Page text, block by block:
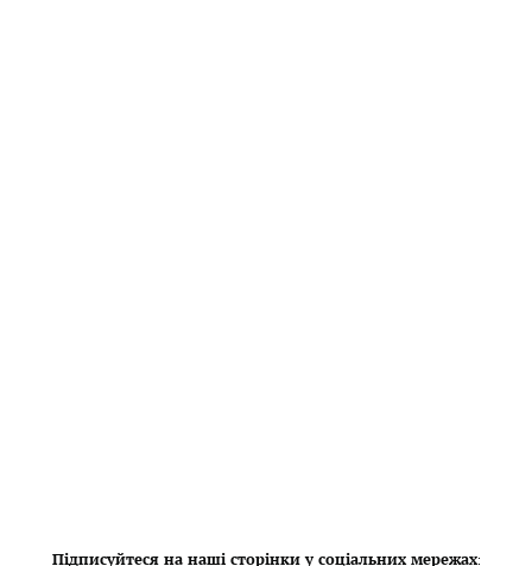
Підписуйтеся на наші сторінки у соціальних мережах: